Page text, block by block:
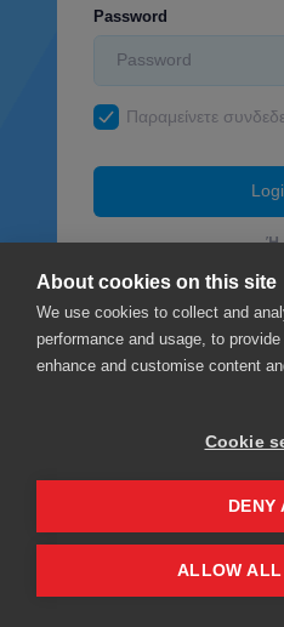
Password
Παραμείνετε
Ή
About cookies on this site
We use cookies to collect and
performance and usage, to
enhance and customise content
Cookie
DENY
ALLOW ALL